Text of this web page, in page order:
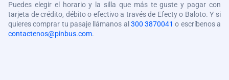
Puedes elegir el horario y la silla que más te guste y pagar con
tarjeta de crédito, débito o efectivo a través de Efecty o Baloto. Y si
quieres comprar tu pasaje llámanos al 300 3870041 o escríbenos a
contactenos@pinbus.com.